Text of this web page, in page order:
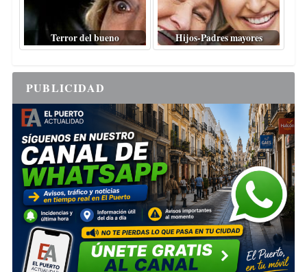
Terror del bueno Hijos-Padres mayores
PUBLICIDAD